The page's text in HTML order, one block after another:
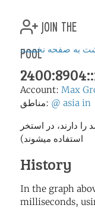
join the
pool
به صفحه نخست
Account: Max
مناطق: @ asia in
(فقط سرور هایی که امتیاز بالای 2 درصد را دارند، در استخر
استفاده میشوند)
History
In the graph
milliseconds,